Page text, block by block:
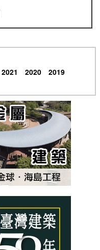
2021 2020
2019